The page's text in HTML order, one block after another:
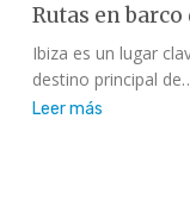
Rutas en barco
Ibiza es un lugar
destino principal
Leer más